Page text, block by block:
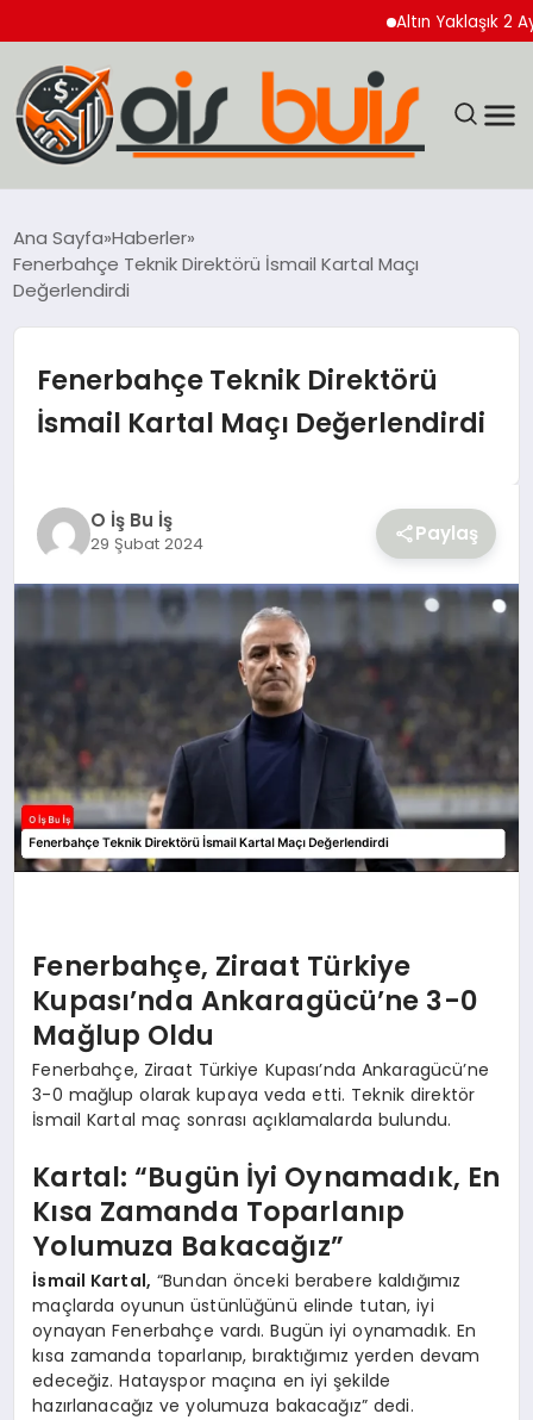
Altın Yaklaşık 2
EKONOMİ
SIYASET
YAŞAM
Ana Sayfa Haberler
Fenerbahçe Teknik Direktörü İsmail Kartal Maçı
Değerlendirdi
Fenerbahçe Teknik Direktörü
İsmail Kartal Maçı Değerlendirdi
O İş Bu İş
29 Şubat 2024 Paylaş
Fenerbahçe, Ziraat Türkiye
Kupası’nda Ankaragücü’ne 3-0
Mağlup Oldu
Fenerbahçe, Ziraat Türkiye Kupası’nda Ankaragücü’ne
3-0 mağlup olarak kupaya veda etti. Teknik direktör
İsmail Kartal maç sonrası açıklamalarda bulundu.
Kartal: “Bugün İyi Oynamadık, En
Kısa Zamanda Toparlanıp
Yolumuza Bakacağız”
İsmail Kartal, “Bundan önceki berabere kaldığımız
maçlarda oyunun üstünlüğünü elinde tutan, iyi
oynayan Fenerbahçe vardı. Bugün iyi oynamadık. En
kısa zamanda toparlanıp, bıraktığımız yerden devam
edeceğiz. Hatayspor maçına en iyi şekilde
hazırlanacağız ve yolumuza bakacağız” dedi.